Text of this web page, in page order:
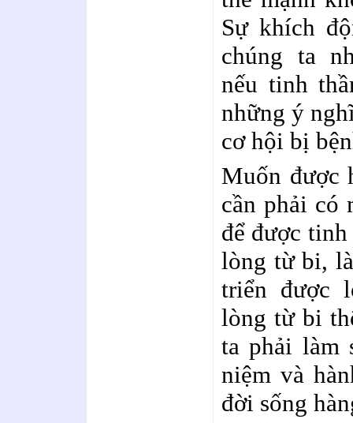
Sự khích
chúng ta
nếu tinh
những ý
cơ hội bị
Muốn được
cần phải có
để được
lòng từ bi,
triển được
lòng từ bi
ta phải làm
niệm và
đời sống